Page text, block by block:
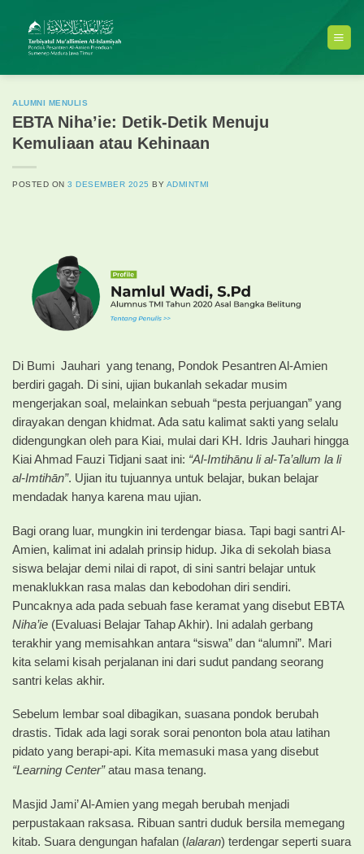
content
ALUMNI MENULIS
EBTA Niha’ie: Detik-Detik Menuju
Kemuliaan atau Kehinaan
POSTED ON3 DESEMBER 2025 BY ADMINTMI
Di Bumi Jauhari yang tenang, Pondok Pesantren Al-Amien
berdiri gagah. Di sini, ujian bukanlah sekadar musim
mengerjakan soal, melainkan sebuah “pesta perjuangan” yang
dirayakan dengan khidmat. Ada satu kalimat sakti yang selalu
didengungkan oleh para Kiai, mulai dari KH. Idris Jauhari hingga
Kiai Ahmad Fauzi Tidjani saat ini: “Al-Imtihānu li al-Ta’allum la li
al-Imtihān”. Ujian itu tujuannya untuk belajar, bukan belajar
mendadak hanya karena mau ujian.
Bagi orang luar, mungkin ini terdengar biasa. Tapi bagi santri Al-
Amien, kalimat ini adalah prinsip hidup. Jika di sekolah biasa
siswa belajar demi nilai di rapot, di sini santri belajar untuk
menaklukkan rasa malas dan kebodohan diri sendiri.
Puncaknya ada pada sebuah fase keramat yang disebut EBTA
Niha’ie (Evaluasi Belajar Tahap Akhir). Ini adalah gerbang
terakhir yang memisahkan antara “siswa” dan “alumni”. Mari
kita selami kisah perjalanan ini dari sudut pandang seorang
santri kelas akhir.
Sebelum lembar soal dibagikan, suasana pondok berubah
drastis. Tidak ada lagi sorak sorai penonton bola atau latihan
pidato yang berapi-api. Kita memasuki masa yang disebut
“Learning Center”atau masa tenang.
Masjid Jami’ Al-Amien yang megah berubah menjadi
perpustakaan raksasa. Ribuan santri duduk bersila memegang
kitab. Suara dengungan hafalan (lalaran) terdengar seperti suara